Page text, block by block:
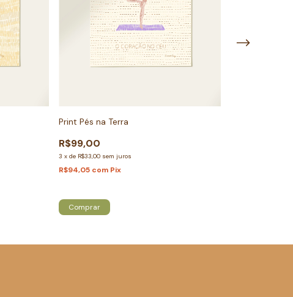
Print Pés na Terra
R$99,00
3 x de R$33,00 sem juros
R$94,05 com Pix
Comprar